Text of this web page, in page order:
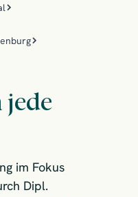
jede
im Fokus
Dipl.